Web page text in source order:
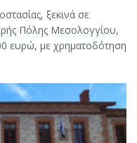
ξεκινά σε
Πόλης Μεσολογγίου,
ευρώ, με χρηματοδότηση